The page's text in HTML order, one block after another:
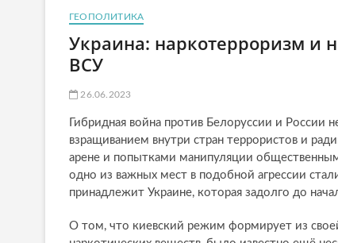
ГЕОПОЛИТИКА
Украина: наркотерроризм и
ВСУ
26.06.2023
Гибридная война против Белоруссии и
взращиванием внутри стран террористов и
арене и попытками манипуляции
одно из важных мест в подобной агрессии
принадлежит Украине, которая задолго до
О том, что киевский режим формирует из